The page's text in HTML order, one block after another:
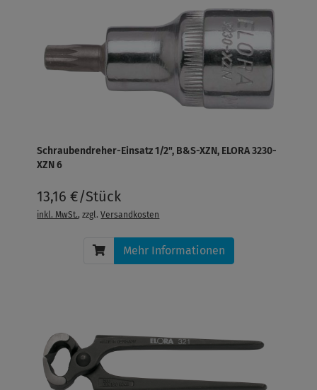
Schraubendreher-Einsatz 1/2", B&S-XZN, ELORA 3230-
XZN 6
13,16 €/Stück
inkl. MwSt., zzgl.Versandkosten
Mehr Informationen